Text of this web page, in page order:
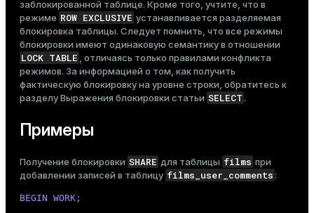
заблокированной таблице. Кроме того, учтите, что в
режиме ROW EXCLUSIVE устанавливается разделяемая
блокировка таблицы. Следует помнить, что все режимы
блокировки имеют одинаковую семантику в отношении
LOCK TABLE
, отличаясь только правилами конфликта
режимов. За информацией о том, как получить
фактическую блокировку на уровне строки, обратитесь к
разделуВыражения блокировки статьи SELECT .
Примеры
Получение блокировки SHARE для таблицы films при
добавлении записей в таблицу films_user_comments:
BEGIN WORK ;